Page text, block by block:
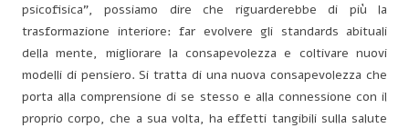
psicofisica”, possiamo dire che riguarderebbe di più la
trasformazione interiore: far evolvere gli standards abituali
della mente, migliorare la consapevolezza e coltivare nuovi
modelli di pensiero. Si tratta di una nuova consapevolezza che
porta alla comprensione di se stesso e alla connessione con il
proprio corpo, che a sua volta, ha effetti tangibili sulla salute